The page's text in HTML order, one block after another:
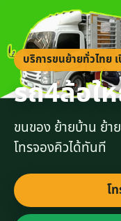
บริการขนย้ายทั่วไทย
รถ4ล้อใ
ขนของ ย้ายบ้าน ย้
โทรจองคิวได้ทันที
โ